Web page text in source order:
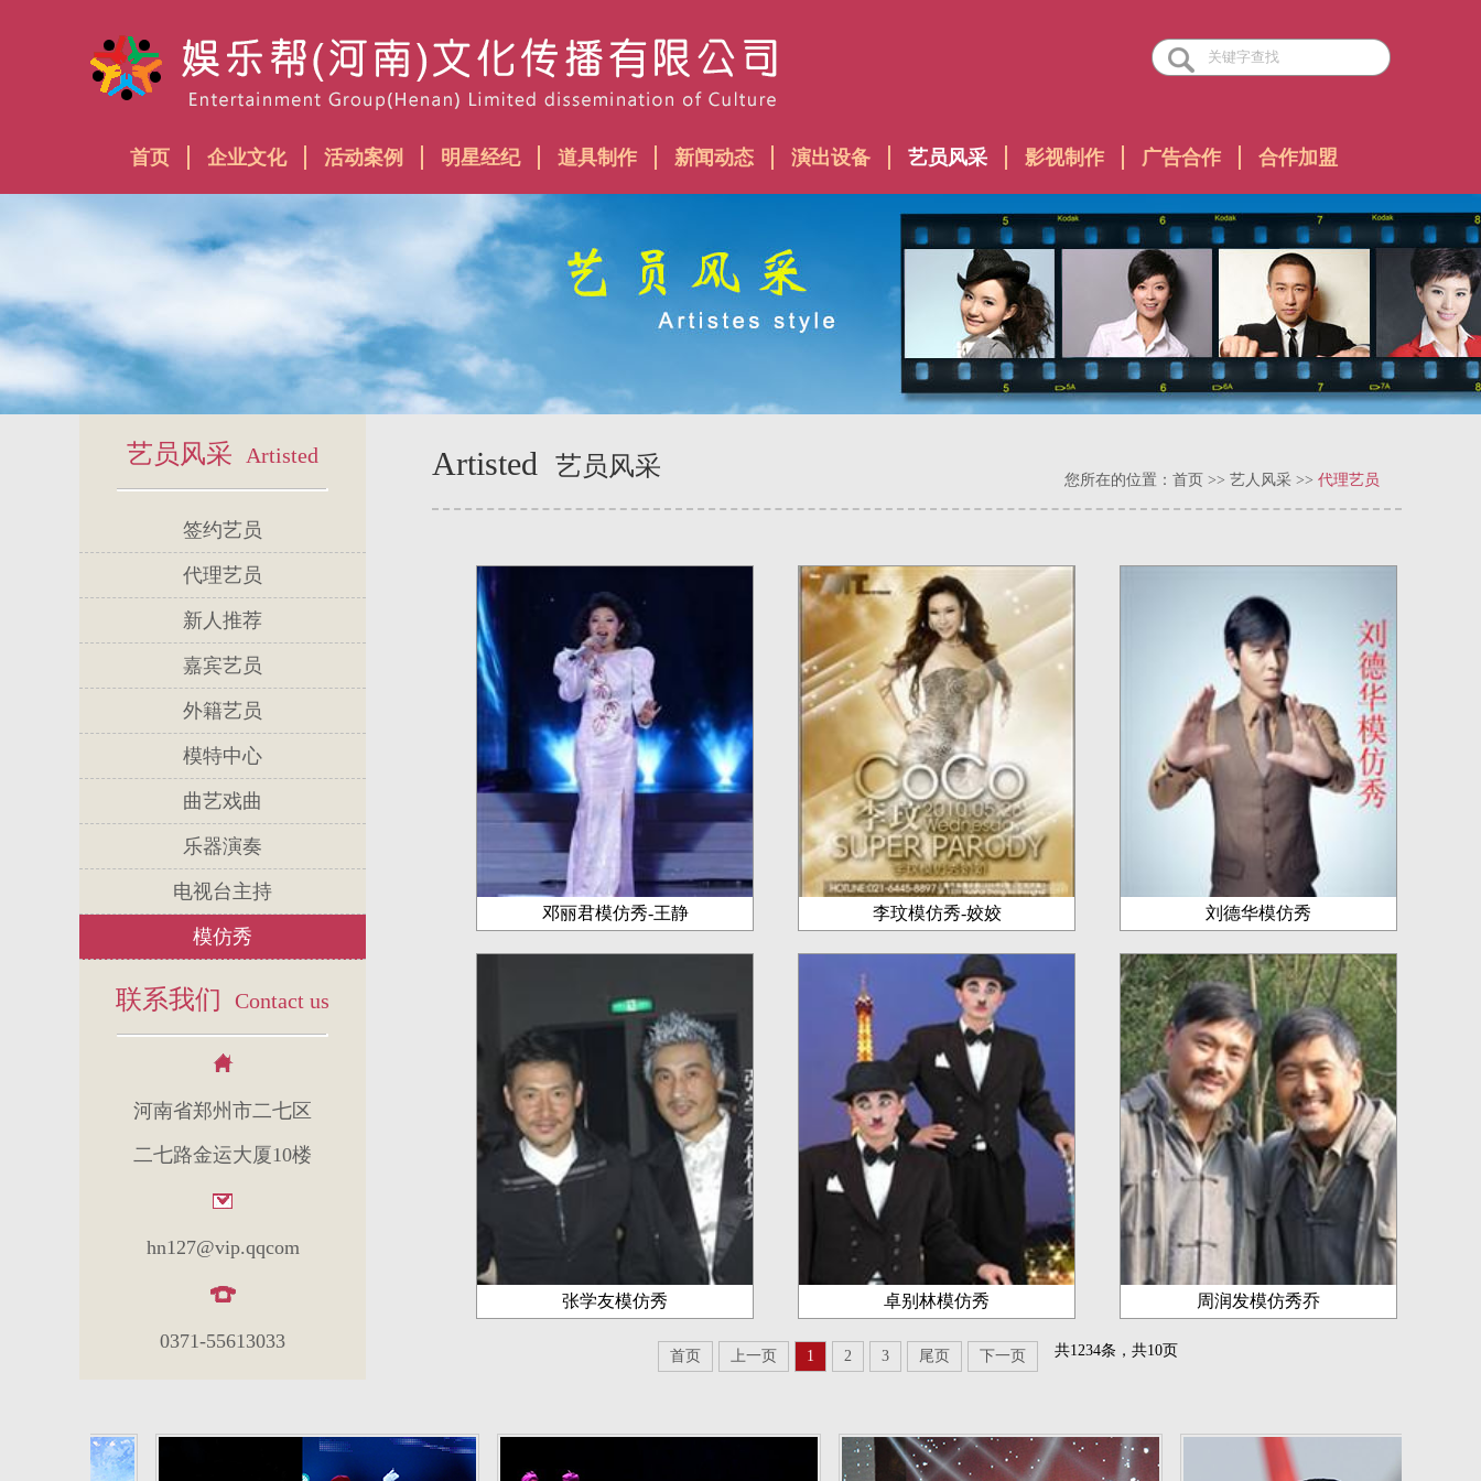
首页 企业文化 活动案例 明星经纪 道具制作 新闻动态 演出设备 艺员风采 影视制作 广告合作 合作加盟
艺员风采 Artisted
签约艺员
代理艺员
新人推荐
嘉宾艺员
外籍艺员
模特中心
曲艺戏曲
乐器演奏
电视台主持
模仿秀
联系我们 Contact us
河南省郑州市二七区
二七路金运大厦10楼
hn127@vip.qqcom
0371-55613033
Artisted 艺员风采 您所在的位置： 首页 >> 艺人风采 >> 代理艺员
邓丽君模仿秀-王静 李玟模仿秀-姣姣 刘德华模仿秀
张学友模仿秀 卓别林模仿秀 周润发模仿秀乔
首页 上一页 1 2 3 尾页 下一页 共1234条，共10页